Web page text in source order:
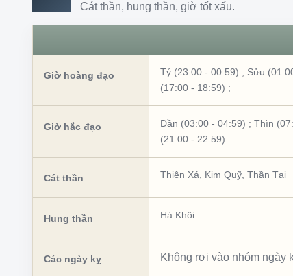
Cát thần, hung thần, giờ tốt xấu.
Giờ hoàng đạo Tý (23:00 - 00:59) ; Sửu
(17:00 - 18:59) ;
Giờ hắc đạo Dần (03:00 - 04:59) ; Thìn
(21:00 - 22:59)
Cát thần Thiên Xá Kim Quỹ Thần Tại
Hung thần Hà Khôi
Các ngày kỵ Không rơi vào nhóm ngày